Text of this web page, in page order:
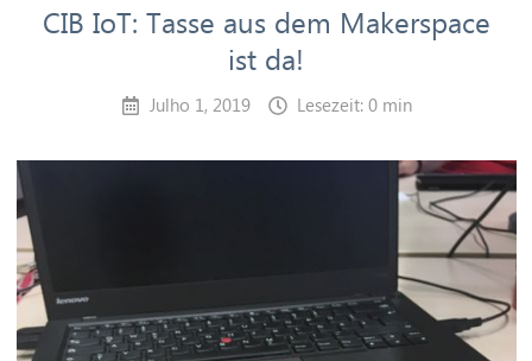
CIB IoT: Tasse aus dem Makerspace
ist da!
Julho 1, 2019 Lesezeit: 0 min